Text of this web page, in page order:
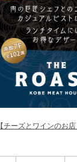
【チーズとワインのお